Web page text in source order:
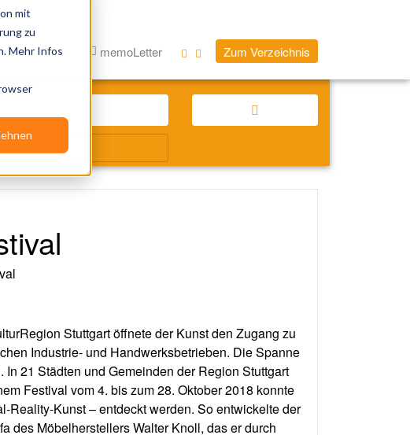
mit
zu
Mehr Infos
Stuttgart öffnete der Kunst den Zugang zu
Industrie- und Handwerksbetrieben. Die Spanne
21 Städten und Gemeinden der Region Stuttgart
Festival vom 4. bis zum 28. Oktober 2018 konnte
Reality-Kunst – entdeckt werden. So entwickelte der
des Möbelherstellers Walter Knoll, das er durch
Blog memoLetter Zum Verzeichnis